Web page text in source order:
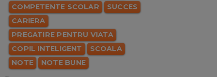
COMPETENTE SCOLAR
SUCCES
CARIERA
PREGATIRE PENTRU VIATA
COPIL INTELIGENT
SCOALA
NOTE
NOTE BUNE